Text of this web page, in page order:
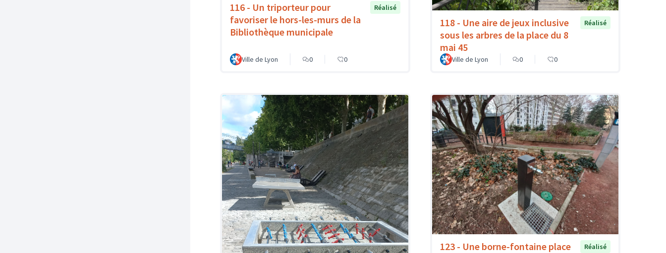
116 - Un triporteur pour
favoriser le hors-les-murs de la
Bibliothèque municipale
Réalisé
Ville de Lyon 0 0
118 - Une aire de jeux inclusive
sous les arbres de la place du 8
mai 45
Réalisé
Ville de Lyon 0 0
123 - Une borne-fontaine place
Réalisé